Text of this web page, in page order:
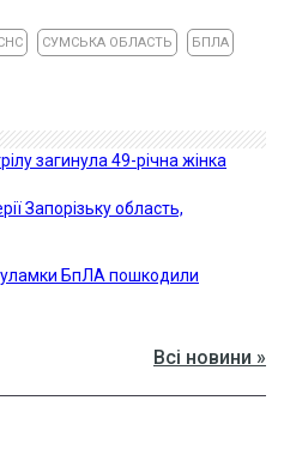
СУМСЬКА ОБЛАСТЬ БПЛА
загинула 49-річна жінка
Запорізьку область,
уламки БпЛА пошкодили
Всі новини »